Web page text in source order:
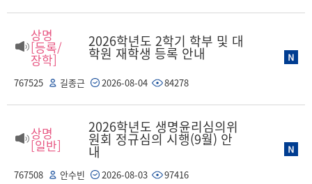
상명
[등록/
장학]
2026학년도 2학기 학부 및 대
학원 재학생 등록 안내
767525 길종근 2026-08-04 84278
상명
[일반]
2026학년도 생명윤리심의위
원회 정규심의 시행(9월) 안
내
767508 안수빈 2026-08-03 97416